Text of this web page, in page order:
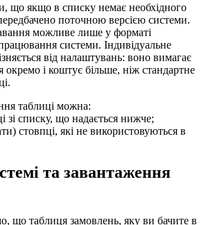
що якщо в списку немає необхідного
поточною версією системи.
можливе лише у форматі
системи. Індивідуальне
від налаштувань: воно вимагає
окремо і коштує більше, ніж стандартне
таблиці можна:
зі списку, що надається нижче;
стовпці, які не використовуються в
та завантаження
що таблиця замовлень, яку ви бачите в